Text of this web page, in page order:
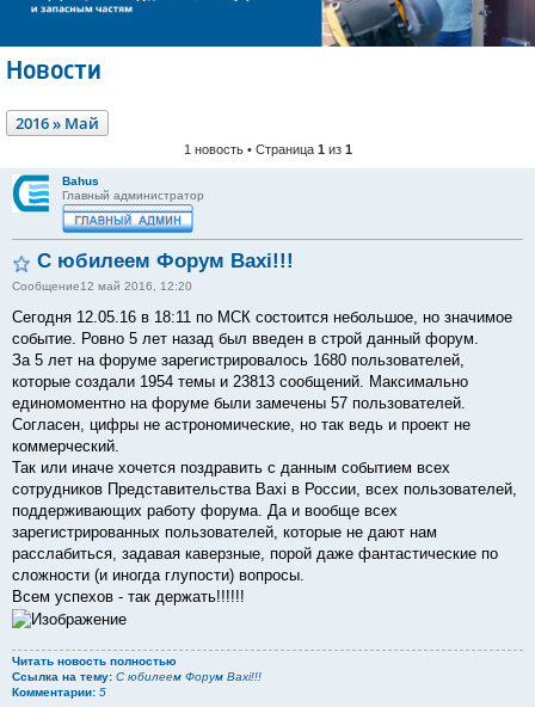
Новости
2016 » Май
1 новость • Страница 1 из 1
Bahus
Главный администратор
С юбилеем Форум Baxi!!!
Сообщение12 май 2016, 12:20
Сегодня 12.05.16 в 18:11 по МСК состоится небольшое, но значимое
событие. Ровно 5 лет назад был введен в строй данный форум.
За 5 лет на форуме зарегистрировалось 1680 пользователей,
которые создали 1954 темы и 23813 сообщений. Максимально
единомоментно на форуме были замечены 57 пользователей.
Согласен, цифры не астрономические, но так ведь и проект не
коммерческий.
Так или иначе хочется поздравить с данным событием всех
сотрудников Представительства Baxi в России, всех пользователей,
поддерживающих работу форума. Да и вообще всех
зарегистрированных пользователей, которые не дают нам
расслабиться, задавая каверзные, порой даже фантастические по
сложности (и иногда глупости) вопросы.
Всем успехов - так держать!!!!!!
Читать новость полностью
Ссылка на тему: С юбилеем Форум Baxi!!!
Комментарии: 5